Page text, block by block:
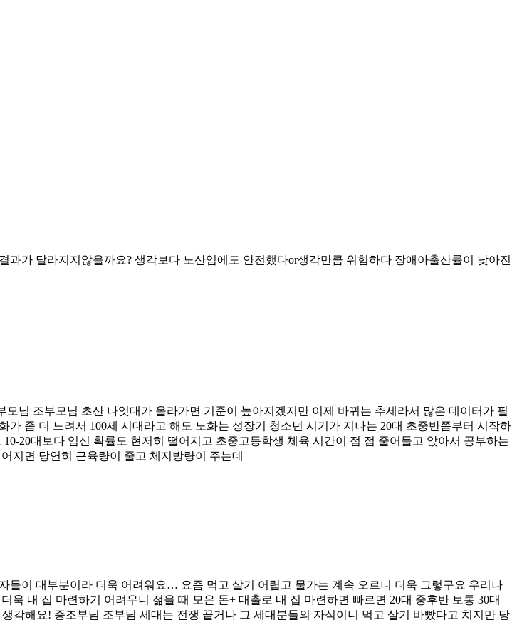
가 달라지지않을까요? 생각보다 노산임에도 안전했다or생각만큼 위험하다 장애아출산률이 낮아진
님 조부모님 초산 나잇대가 올라가면 기준이 높아지겠지만 이제 바뀌는 추세라서 많은 데이터가 필
좀 더 느려서 100세 시대라고 해도 노화는 성장기 청소년 시기가 지나는 20대 초중반쯤부터 시작하
20대보다 임신 확률도 현저히 떨어지고 초중고등학생 체육 시간이 점 점 줄어들고 앉아서 공부하는
지면 당연히 근육량이 줄고 체지방량이 주는데
들이 대부분이라 더욱 어려워요… 요즘 먹고 살기 어렵고 물가는 계속 오르니 더욱 그렇구요 우리나
내 집 마련하기 어려우니 젊을 때 모은 돈+ 대출로 내 집 마련하면 빠르면 20대 중후반 보통 30대
각해요! 증조부님 조부님 세대는 전쟁 끝거나 그 세대분들의 자식이니 먹고 살기 바빴다고 치지만 당